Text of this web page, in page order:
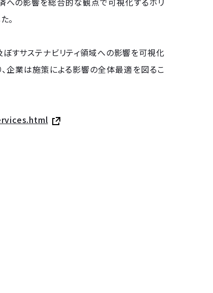
。
すサステナビリティ領域への影響を可視化
企業は施策による影響の全体最適を図るこ